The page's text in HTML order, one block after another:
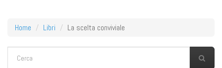
Home Libri La scelta conviviale
FORM DI RICERCA